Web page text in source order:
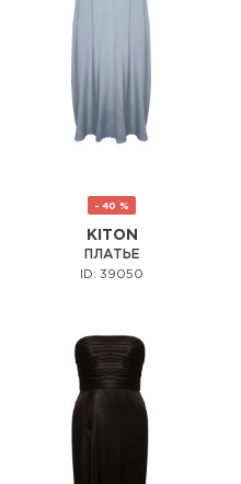
- 40 %
KITON
ПЛАТЬЕ
ID: 39050